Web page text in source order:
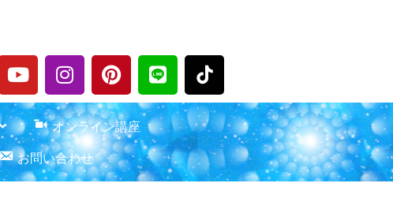
Y
o
u
t
u
b
e
I
n
s
t
a
g
r
P
i
n
t
e
r
e
L
i
n
e
オンライン講座
お問い合わせ